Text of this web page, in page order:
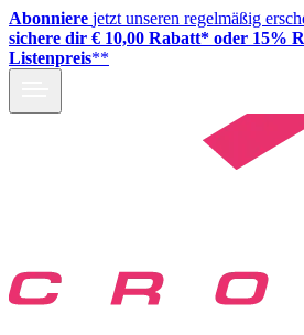
Abonniere jetzt unseren regelmäßig
sichere dir € 10,00 Rabatt* oder 15%
Listenpreis**